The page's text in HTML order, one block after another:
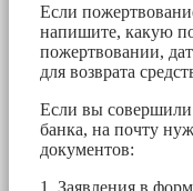
Если
напишите, какую
пожертвовании,
для возврата
Если вы совершили
банка, на почту
документов:
1. Заявления в